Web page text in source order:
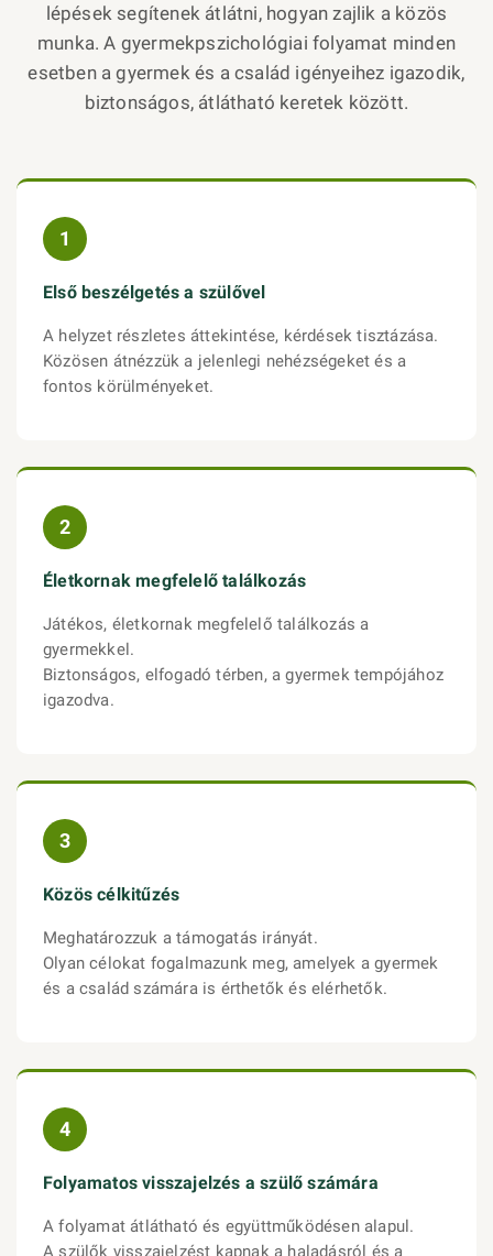
lépések segítenek átlátni, hogyan zajlik a közös
munka. A gyermekpszichológiai folyamat minden
esetben a gyermek és a család igényeihez igazodik,
biztonságos, átlátható keretek között.
1
Első beszélgetés a szülővel
A helyzet részletes áttekintése, kérdések tisztázása.
Közösen átnézzük a jelenlegi nehézségeket és a
fontos körülményeket.
2
Életkornak megfelelő találkozás
Játékos, életkornak megfelelő találkozás a
gyermekkel.
Biztonságos, elfogadó térben, a gyermek tempójához
igazodva.
3
Közös célkitűzés
Meghatározzuk a támogatás irányát.
Olyan célokat fogalmazunk meg, amelyek a gyermek
és a család számára is érthetők és elérhetők.
4
Folyamatos visszajelzés a szülő számára
A folyamat átlátható és együttműködésen alapul.
A szülők visszajelzést kapnak a haladásról és a